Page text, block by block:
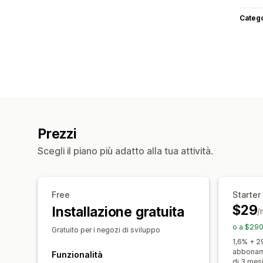
Prezzi
Scegli il piano più adatto alla tua attività.
Free
Installazione gratuita
Gratuito per i negozi di sviluppo
Funzionalità
Starter
$29/
o a
1,6% +